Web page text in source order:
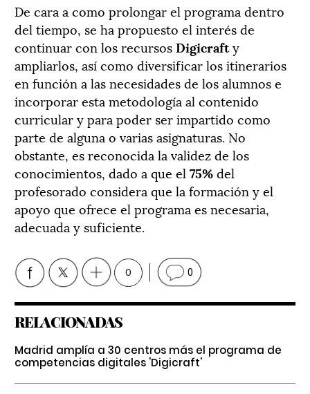
De cara a como prolongar el programa dentro
del tiempo, se ha propuesto el interés de
continuar con los recursosDigicrafty
ampliarlos, así como diversificar los itinerarios
en función a las necesidades de los alumnos e
incorporar esta metodología al contenido
curricular y para poder ser impartido como
parte de alguna o varias asignaturas. No
obstante, es reconocida la validez de los
conocimientos, dado a que el 75%del
profesorado considera que la formación y el
apoyo que ofrece el programa es necesaria,
adecuada y suficiente.
0 0
RELACIONADAS
Madrid amplía a 30 centros más el programa de
competencias digitales 'Digicraft'